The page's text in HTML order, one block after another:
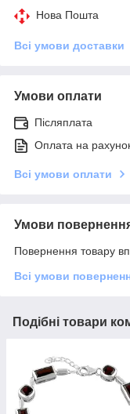
Нова Пошта
Всі умови доставки
Умови оплати
Післяплата
Оплата на
Всі умови оплати
Умови
Повернення товару
Всі умови
Подібні товари